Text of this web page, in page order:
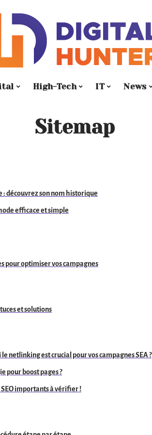
High-Tech IT News
Sitemap
découvrez son nom historique
efficace et simple
pour optimiser vos campagnes
et solutions
netlinking est crucial pour vos campagnes SEA ?
pour boost pages ?
SEO importants à vérifier !